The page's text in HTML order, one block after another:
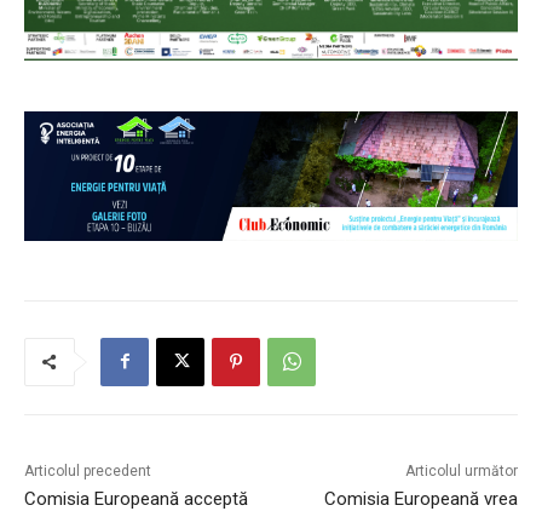
Articolul precedent
Comisia Europeană acceptă
Articolul următor
Comisia Europeană vrea